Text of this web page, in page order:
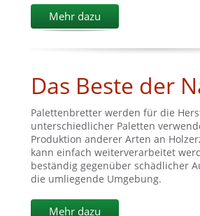
Mehr dazu
Das Beste der
Palettenbretter werden für die
unterschiedlicher Paletten
Produktion anderer Arten an
kann einfach weiterverarbeitet
beständig gegenüber schädlicher
die umliegende Umgebung.
Mehr dazu